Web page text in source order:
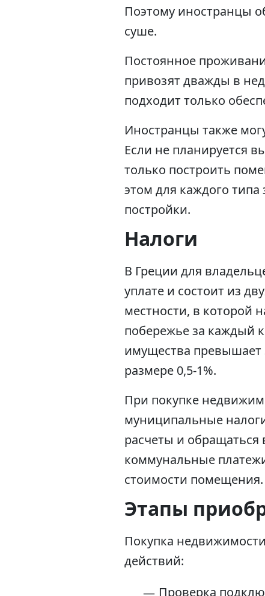
Поэтому иностранцы
суше.
Постоянное
привозят дважды в
подходит только
Иностранцы также
Если не планируется
только построить
этом для каждого типа
постройки.
Налоги
В Греции для
уплате и состоит из
местности, в которой
побережье за каждый
имущества превышает
размере 0,5-1%.
При покупке
муниципальные
расчеты и
коммунальные
стоимости помещения.
Этапы
Покупка
действий:
Проверка